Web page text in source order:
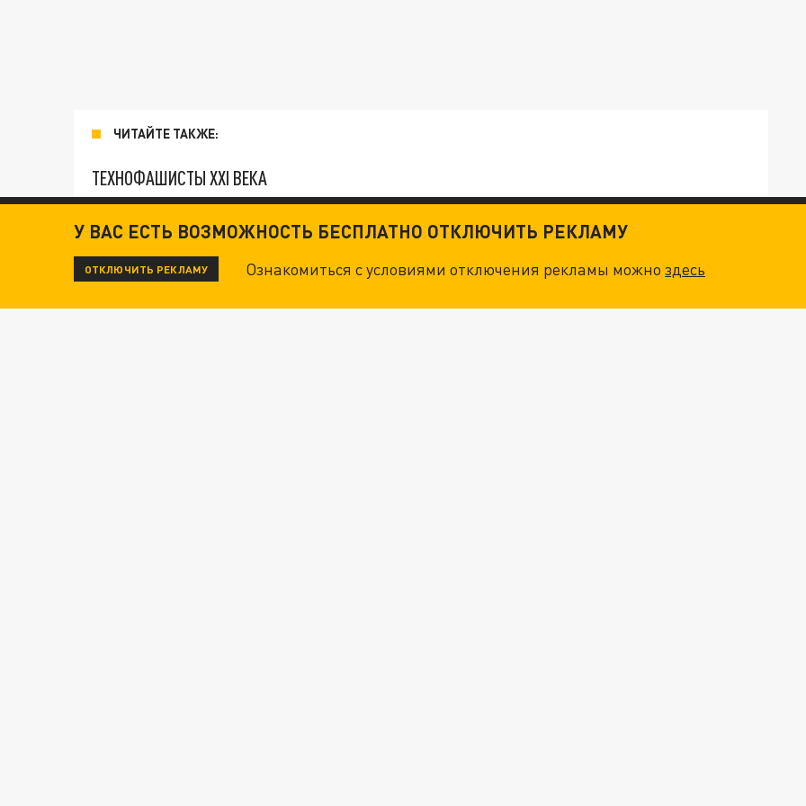
ЧИТАЙТЕ ТАКЖЕ:
ТЕХНОФАШИСТЫ XXI ВЕКА
"КРОТАМИ" БЫЛИ ВСЕ? ТЕРАКТ В ЦЕНТРЕ МОСКВЫ: НА ГЕНЕРАЛОВ ОХОТЯТСЯ "ЖИВЫЕ ДРОНЫ"
ДАНЯ С ДАШЕЙ СПАСЛИСЬ ОТ БОЕВИКОВ ВСУ. НО БЕДЫ ДЛЯ МАЛЫШЕЙ НЕ ЗАКОНЧИЛИСЬ
У ВАС ЕСТЬ ВОЗМОЖНОСТЬ БЕСПЛАТНО ОТКЛЮЧИТЬ РЕКЛАМУ
ОТКЛЮЧИТЬ РЕКЛАМУ Ознакомиться с условиями отключения рекламы можноздесь